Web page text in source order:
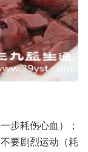
步耗伤心血）；
要剧烈运动（耗